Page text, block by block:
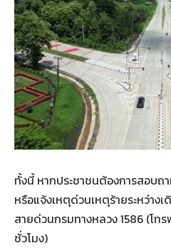
ทั้งนี้ หากประชาชนต้องการสอบถ
หรือแจ้งเหตุด่วนเหตุร้ายระหว่าง
สายด่วนกรมทางหลวง 1586 (โท
ชั่วโมง)